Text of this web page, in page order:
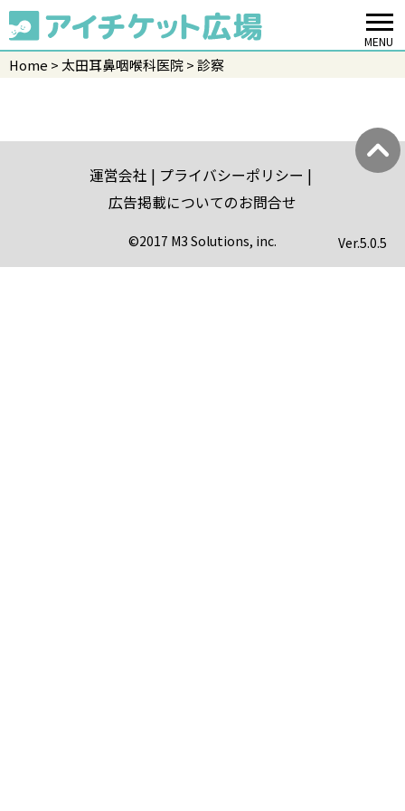
MENU
Home 太田耳鼻咽喉科医院 診察
運営会社
プライバシーポリシー
広告掲載についてのお問合せ
©2017 M3 Solutions, inc. Ver.5.0.5